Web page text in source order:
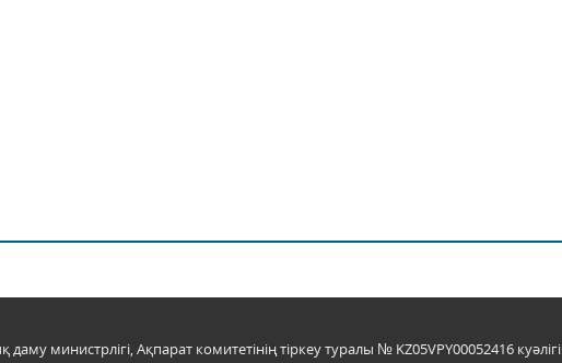
министрлігі, Ақпарат комитетінің тіркеу туралы № KZ05VPY00052416 куәлігі